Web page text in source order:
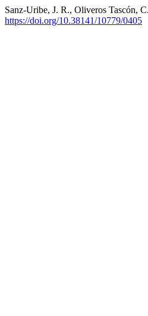
Sanz-Uribe, J. R., Oliveros Tascón,
https://doi.org/10.38141/10779/0405